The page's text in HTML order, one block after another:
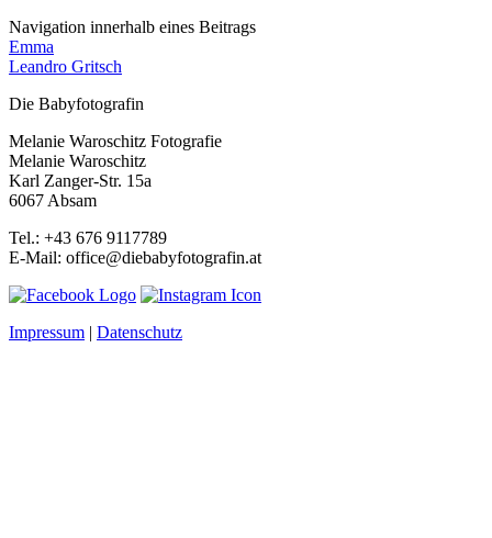
Navigation innerhalb eines Beitrags
Emma
Leandro Gritsch
Die Babyfotografin
Melanie Waroschitz Fotografie
Melanie Waroschitz
Karl Zanger-Str. 15a
6067 Absam
Tel.: +43 676 9117789
E-Mail: office@diebabyfotografin.at
Impressum | Datenschutz